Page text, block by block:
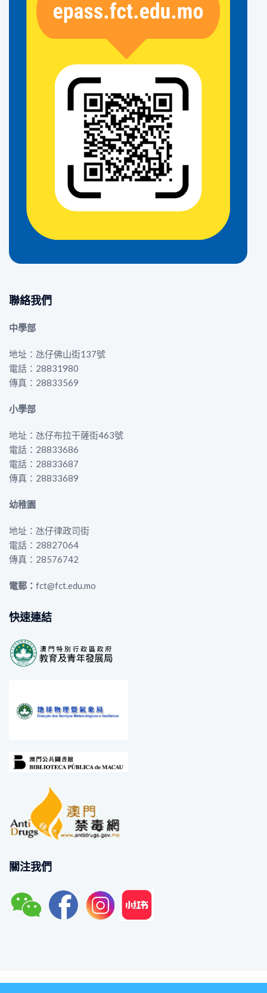
聯絡我們
中學部
地址：氹仔佛山街137號
電話：28831980
傳真：28833569
小學部
地址：氹仔布拉干薩街463號
電話：28833686
電話：28833687
傳真：28833689
幼稚園
地址：氹仔律政司街
電話：28827064
傳真：28576742
電郵： fct@fct.edu.mo
快速連結
關注我們